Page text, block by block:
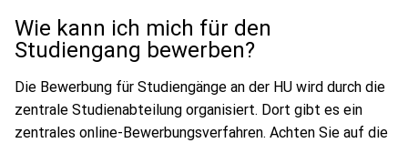
Wie kann ich mich für den
Studiengang bewerben?
Die Bewerbung für Studiengänge an der HU wird durch die
zentrale Studienabteilung organisiert. Dort gibt es ein
zentrales online-Bewerbungsverfahren. Achten Sie auf die